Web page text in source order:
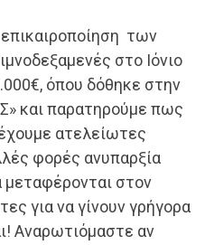
των
στο Ιόνιο
όπου δόθηκε στην
και παρατηρούμε πως
ατελείωτες
φορές ανυπαρξία
στον
για να γίνουν γρήγορα
Αναρωτιόμαστε αν